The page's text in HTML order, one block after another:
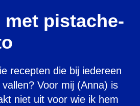
pistache-
recepten die bij iedereen
Voor mij (Anna) is
niet uit voor wie ik hem